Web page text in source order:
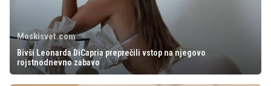
Moskisvet.com
Bivši Leonarda DiCapria preprečili vstop na njegovo
rojstnodnevno zabavo